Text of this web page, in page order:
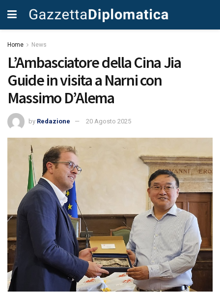
Home News
L’Ambasciatore della Cina Jia
Guide in visita a Narni con
Massimo D’Alema
by Redazione 20 Agosto 2025